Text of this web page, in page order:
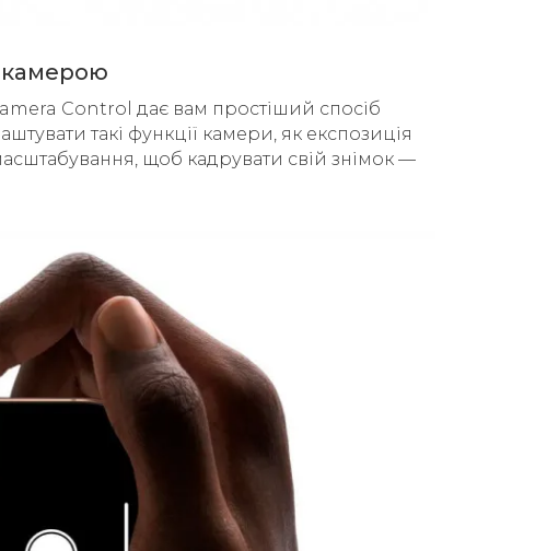
камерою
Control дає вам простіший спосіб
такі функції камери, як експозиція
щоб кадрувати свій знімок —